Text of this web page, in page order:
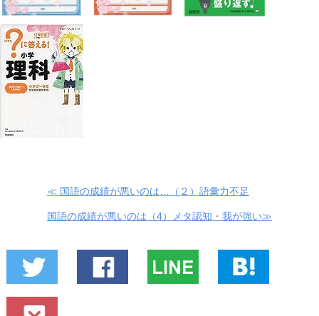
≪ 国語の成績が悪いのは…（２）語彙力不足
国語の成績が悪いのは（4）メタ認知・我が強い≫